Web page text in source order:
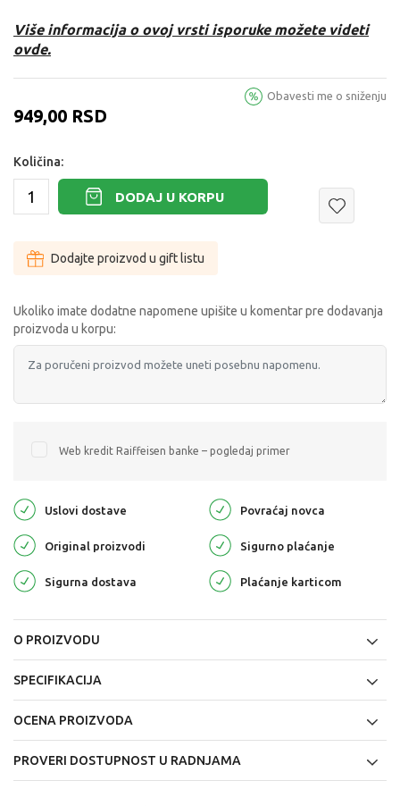
Više informacija o ovoj vrsti isporuke možete videti
ovde.
949,00 RSD
Obavesti me o sniženju
Količina:
DODAJ U KORPU
Dodajte proizvod u gift listu
Ukoliko imate dodatne napomene upišite u komentar pre dodavanja
proizvoda u korpu:
Web kredit Raiffeisen banke – pogledaj primer
Uslovi dostave Povraćaj novca
Original proizvodi Sigurno plaćanje
Sigurna dostava Plaćanje karticom
O PROIZVODU
SPECIFIKACIJA
OCENA PROIZVODA
PROVERI DOSTUPNOST U RADNJAMA